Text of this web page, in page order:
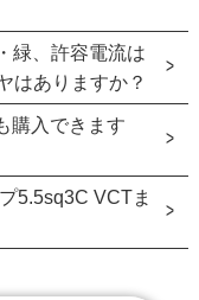
緑、許容電流は
はありますか？
購入できます
5.5sq3C VCTま